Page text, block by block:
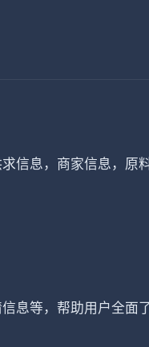
信息，商家信息，原
息等，帮助用户全面